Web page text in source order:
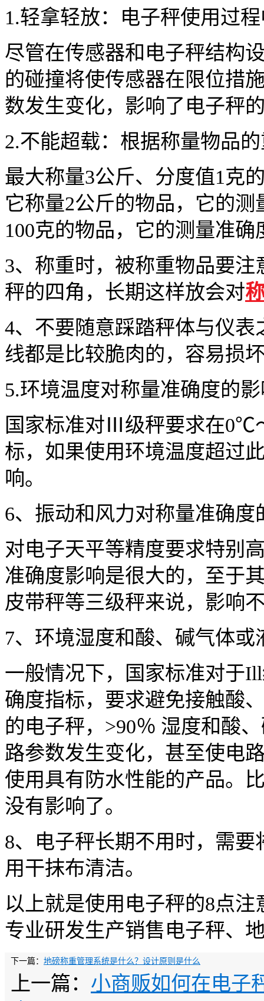
1.轻拿轻放：电子秤使用过
尽管在传感器和电子秤结构
的碰撞将使传感器在限位措
数发生变化，影响了电子秤
2.不能超载：根据称量物品
最大称量3公斤、分度值1克
它称量2公斤的物品，它的
100克的物品，它的测量准确
3、称重时，被称重物品要
秤的四角，长期这样放会对
4、不要随意踩踏秤体与仪
线都是比较脆肉的，容易损
5.环境温度对称量准确度的
国家标准对Ⅲ级秤要求在0℃
标，如果使用环境温度超过
响。
6、振动和风力对称量准确度
对电子天平等精度要求特别
准确度影响是很大的，至于
皮带秤等三级秤来说，影响
7、环境湿度和酸、碱气体
一般情况下，国家标准对于
确度指标，要求避免接触酸
的电子秤，>90％ 湿度和酸
路参数发生变化，甚至使电
使用具有防水性能的产品。
没有影响了。
8、电子秤长期不用时，需
用干抹布清洁。
以上就是使用电子秤的8点
专业研发生产销售电子秤、
下一篇： 地磅称重管理系统是什么？设计原则是什么
上一篇： 小商贩如何在电子